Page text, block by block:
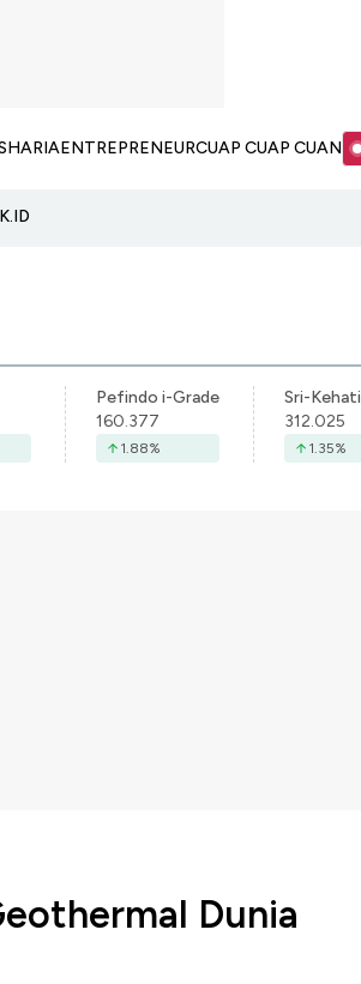
ENTREPRENEURCUAP CUAP CUAN
Pefindo i-Grade
160.377
1.88%
Sri-Kehati
312.025
1.35%
Dunia